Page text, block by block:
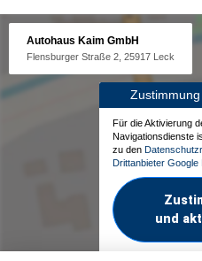
Autohaus Kaim GmbH
Flensburger Straße 2, 25917 Leck
Für die Aktivierung
Navigationsdienste
zu den
Drittanbieter Google
und